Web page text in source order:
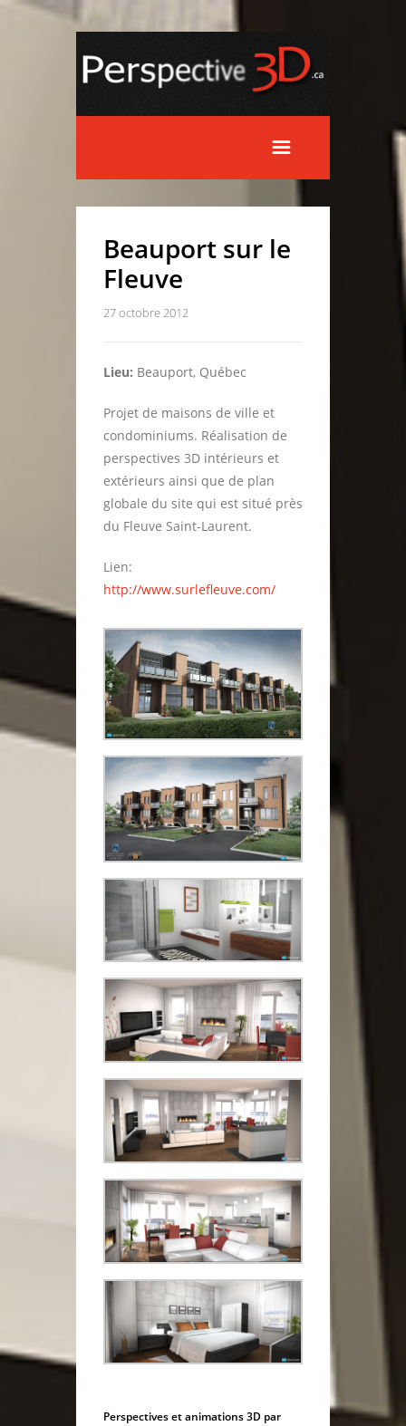
Beauport sur le
Fleuve
27 octobre 2012
Lieu: Beauport, Québec
Projet de maisons de ville et
condominiums. Réalisation de
perspectives 3D intérieurs et
extérieurs ainsi que de plan
globale du site qui est situé près
du Fleuve Saint-Laurent.
Lien:
http://www.surlefleuve.com/
Perspectives et animations 3D par